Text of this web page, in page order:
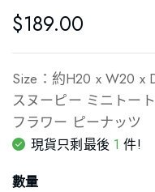
$189.00
Size：約H20 x W20 x
スヌーピー ミニトー
フラワー ピーナッツ
現貨只剩最後 1 件!
數量